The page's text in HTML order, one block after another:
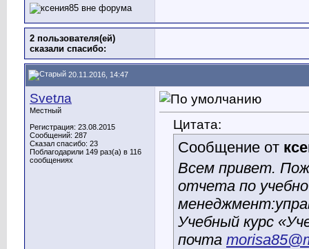
2 пользователя(ей)
сказали cпасибо:
20.11.2016, 14:47
Svetла
Местный
Регистрация: 23.08.2015
Сообщений: 287
Сказал спасибо: 23
Поблагодарили 149 раз(а) в 116
сообщениях
Цитата:
Сообщение от
Всем привет.
отчета по
Учебный курс
почта